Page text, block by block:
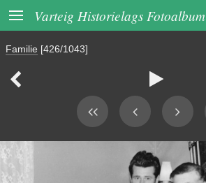
 Varteig Historielags Fotoalbum
Familie [426/1043]
 